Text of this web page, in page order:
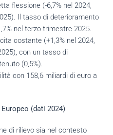
flessione (-6,7% nel 2024,
Il tasso di deterioramento
nel terzo trimestre 2025.
costante (+1,3% nel 2024,
con un tasso di
(0,5%).
con 158,6 miliardi di euro a
(dati 2024)
di rilievo sia nel contesto